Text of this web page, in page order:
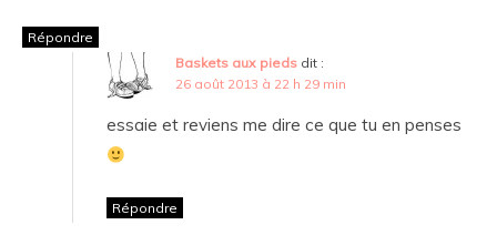
Répondre
Baskets aux pieds dit :
26 août 2013 à 22 h 29 min
essaie et reviens me dire ce que tu en penses
Répondre